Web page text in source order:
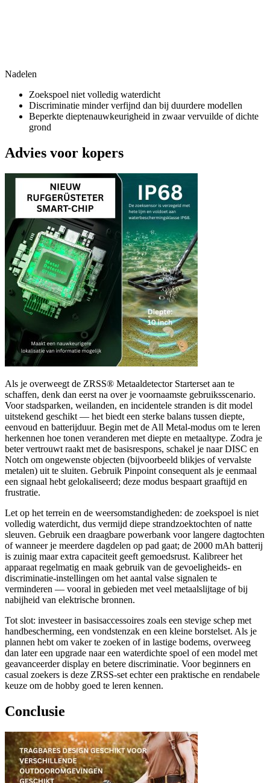
Nadelen
Zoekspoel niet volledig waterdicht
Discriminatie minder verfijnd dan bij duurdere modellen
Beperkte dieptenauwkeurigheid in zwaar vervuilde of dichte
grond
Advies voor kopers
Als je overweegt de ZRSS® Metaaldetector Starterset aan te
schaffen, denk dan eerst na over je voornaamste gebruiksscenario.
Voor stadsparken, weilanden, en incidentele stranden is dit model
uitstekend geschikt — het biedt een sterke balans tussen diepte,
eenvoud en batterijduur. Begin met de All Metal-modus om te leren
herkennen hoe tonen veranderen met diepte en metaaltype. Zodra je
beter vertrouwt raakt met de basisrespons, schakel je naar DISC en
Notch om ongewenste objecten (bijvoorbeeld blikjes of vervalste
metalen) uit te sluiten. Gebruik Pinpoint consequent als je eenmaal
een signaal hebt gelokaliseerd; deze modus bespaart graaftijd en
frustratie.
Let op het terrein en de weersomstandigheden: de zoekspoel is niet
volledig waterdicht, dus vermijd diepe strandzoektochten of natte
sleuven. Gebruik een draagbare powerbank voor langere dagtochten
of wanneer je meerdere dagdelen op pad gaat; de 2000 mAh batterij
is zuinig maar extra capaciteit geeft gemoedsrust. Kalibreer het
apparaat regelmatig en maak gebruik van de gevoeligheids- en
discriminatie-instellingen om het aantal valse signalen te
verminderen — vooral in gebieden met veel metaalslijtage of bij
nabijheid van elektrische bronnen.
Tot slot: investeer in basisaccessoires zoals een stevige schep met
handbescherming, een vondstenzak en een kleine borstelset. Als je
plannen hebt om vaker te zoeken of in lastige bodems, overweeg
dan later een upgrade naar een waterdichte spoel of een model met
geavanceerder display en betere discriminatie. Voor beginners en
casual zoekers is deze ZRSS-set echter een praktische en rendabele
keuze om de hobby goed te leren kennen.
Conclusie